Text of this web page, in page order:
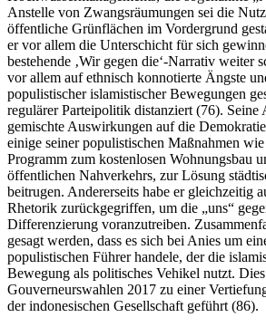
Anstelle von Zwangsräumungen sei die
öffentliche Grünflächen im Vordergrund
er vor allem die Unterschicht für sich
bestehende ‚Wir gegen die‘-Narrativ weiter
vor allem auf ethnisch konnotierte Ängste
populistischer islamistischer Bewegungen
regulärer Parteipolitik distanziert (76). Seine
gemischte Auswirkungen auf die
einige seiner populistischen Maßnahmen
Programm zum kostenlosen Wohnungsbau
öffentlichen Nahverkehrs, zur Lösung
beitrugen. Andererseits habe er gleichzeitig
Rhetorik zurückgegriffen, um die „uns“
Differenzierung voranzutreiben.
gesagt werden, dass es sich bei Anies um
populistischen Führer handele, der die
Bewegung als politisches Vehikel nutzt.
Gouverneurswahlen 2017 zu einer
der indonesischen Gesellschaft geführt (86).